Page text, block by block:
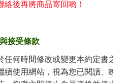
絡後再將商品寄回喲！
接受條款
任何時間修改或變更本約定
續使用網站，視為您已閱讀